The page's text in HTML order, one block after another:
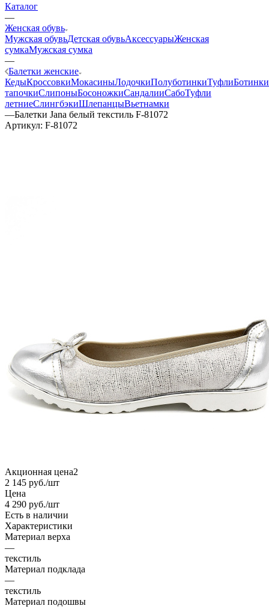
Каталог
—
Женская обувь
Мужская обувьДетская обувьАксессуарыЖенская
сумкаМужская сумка
—
Балетки женские
КедыКроссовкиМокасиныЛодочкиПолуботинкиТуфлиБотинки
тапочкиСлипоныБосоножкиСандалииСабоТуфли
летниеСлингбэкиШлепанцыВьетнамки
—Балетки Jana белый текстиль F-81072
Артикул: F-81072
Акционная цена2
2 145 руб./шт
Цена
4 290 руб./шт
Есть в наличии
Характеристики
Материал верха
—
текстиль
Материал подклада
—
текстиль
Материал подошвы